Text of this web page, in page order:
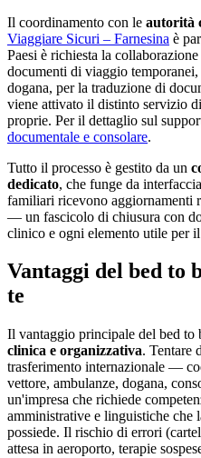
Il coordinamento con le autorità
Viaggiare Sicuri – Farnesina è
Paesi è richiesta la
documenti di viaggio
dogana, per la traduzione di
viene attivato il distinto servizio
proprie. Per il dettaglio sul
documentale e consolare.
Tutto il processo è gestito da un
dedicato, che funge da
familiari ricevono aggiornamenti
— un fascicolo di chiusura con
clinico e ogni elemento utile per
Vantaggi del bed to
te
Il vantaggio principale del bed to
clinica e organizzativa. Tentare
trasferimento internazionale —
vettore, ambulanze, dogana,
un'impresa che richiede
amministrative e linguistiche che
possiede. Il rischio di errori
attesa in aeroporto, terapie